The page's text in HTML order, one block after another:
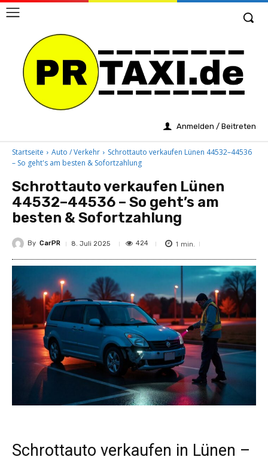
Anmelden / Beitreten
Startseite Auto / Verkehr
Schrottauto verkaufen Lünen 44532–44536
– So geht's am besten & Sofortzahlung
Schrottauto verkaufen Lünen
44532–44536 – So geht’s am
besten & Sofortzahlung
By CarPR 8. Juli 2025 424 1 min.
Schrottauto verkaufen in Lünen –